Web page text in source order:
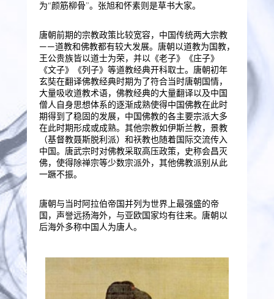
为“颜筋柳骨”。张旭和怀素则是草书大家。
唐朝前期的宗教政策比较宽容，中国传统两大宗教
——道教和佛教都有较大发展。唐朝以道教为国教，
王公贵族皆以道士为荣，并以《老子》《庄子》
《文子》《列子》等道教经典开科取士。唐朝初年
玄奘在翻译佛教经典时期为了符合当时唐朝国情，
大量吸收道教术语，佛教经典的大量翻译以及中国
僧人自身思想体系的逐渐成熟使得中国佛教在此时
期得到了稳固的发展，中国佛教的各主要宗派大多
在此时期形成或成熟。其他宗教如伊斯兰教，景教
（基督教聂斯脱利派）和祆教也随着国际交流传入
中国。唐武宗时对佛教采取高压政策，史称会昌灭
佛，使得除禅宗等少数宗派外，其他佛教派别从此
一蹶不振。
唐朝与当时阿拉伯帝国并列为世界上最强盛的帝
国，声誉远扬海外，与亚欧国家均有往来。唐朝以
后海外多称中国人为唐人。